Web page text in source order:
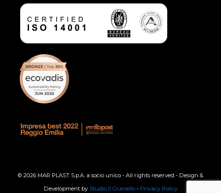
© 2026 MAR PLAST S.p.A. a socio unico - All rights reserved - Design &
Development by Studio Il Granello- Privacy Policy